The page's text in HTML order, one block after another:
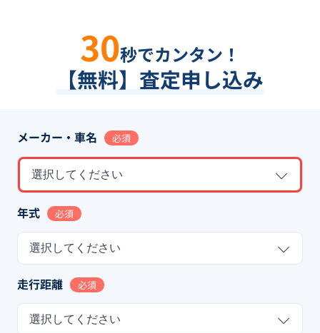
30秒でカンタン！
【無料】査定申し込み
メーカー・車名 必須
選択してください
年式 必須
選択してください
走行距離 必須
選択してください